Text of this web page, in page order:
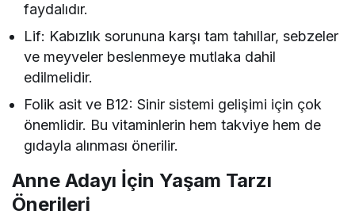
faydalıdır.
Lif: Kabızlık sorununa karşı tam tahıllar, sebzeler
ve meyveler beslenmeye mutlaka dahil
edilmelidir.
Folik asit ve B12: Sinir sistemi gelişimi için çok
önemlidir. Bu vitaminlerin hem takviye hem de
gıdayla alınması önerilir.
Anne Adayı İçin Yaşam Tarzı
Önerileri